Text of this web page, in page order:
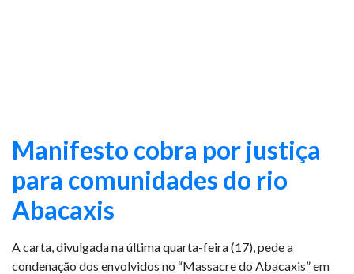
Manifesto cobra por justiça
para comunidades do rio
Abacaxis
A carta, divulgada na última quarta-feira (17), pede a
condenação dos envolvidos no “Massacre do Abacaxis” em